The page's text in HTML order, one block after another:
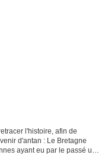
l'histoire, afin de
d'antan : Le Bretagne
ayant eu par le passé un